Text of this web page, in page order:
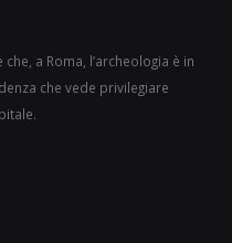
a Roma, l’archeologia è in
che vede privilegiare